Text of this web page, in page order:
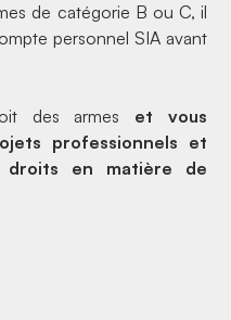
de catégorie B ou C, il
personnel SIAavant
des armes et vous
professionnels et
en matière de